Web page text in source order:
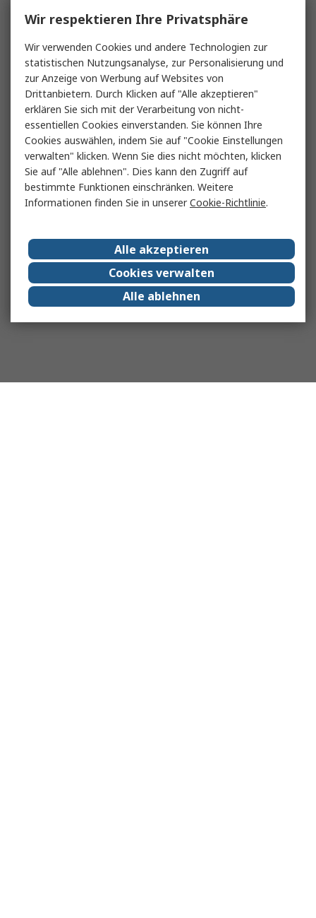
Wir respektieren Ihre Privatsphäre
Wir verwenden Cookies und andere Technologien zur
statistischen Nutzungsanalyse, zur Personalisierung und
zur Anzeige von Werbung auf Websites von
Drittanbietern. Durch Klicken auf "Alle akzeptieren"
erklären Sie sich mit der Verarbeitung von nicht-
essentiellen Cookies einverstanden. Sie können Ihre
Cookies auswählen, indem Sie auf "Cookie Einstellungen
verwalten" klicken. Wenn Sie dies nicht möchten, klicken
Sie auf "Alle ablehnen". Dies kann den Zugriff auf
bestimmte Funktionen einschränken. Weitere
Informationen finden Sie in unsererCookie-Richtlinie.
Alle akzeptieren
Cookies verwalten
Alle ablehnen